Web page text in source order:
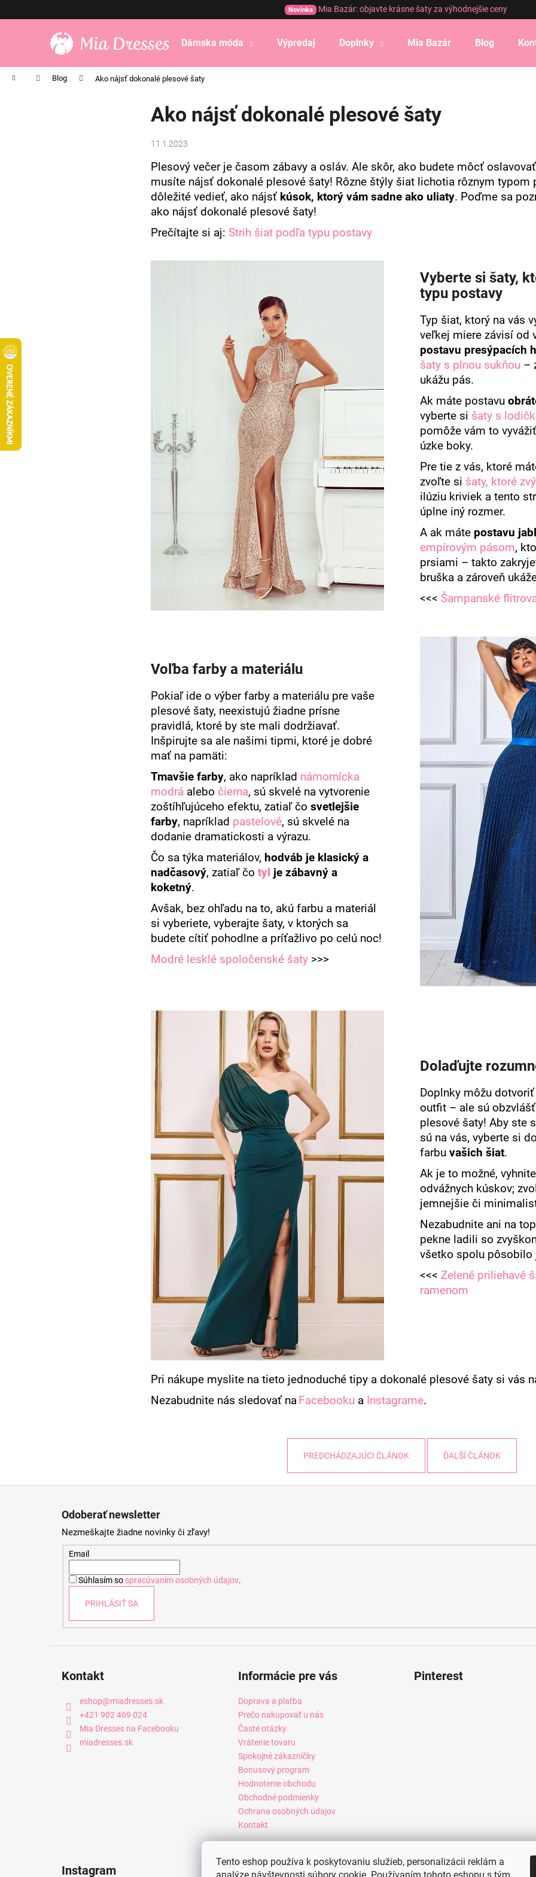
Tento eshop používa k poskytovaniu služieb, personalizácii reklám a
Novinka Mia Bazár: objavte krásne šaty za výhodnejšie ceny
Dámska móda Výpredaj Doplnky Mia Bazár Blog
Domov Blog Ako nájsť dokonalé plesové šaty
Ako nájsť dokonalé plesové šaty
11.1.2023
Plesový večer je časom zábavy a osláv. Ale skôr, ako budete môcť
musíte nájsť dokonalé plesové šaty! Rôzne štýly šiat lichotia rôznym typom
dôležité vedieť, ako nájsť kúsok, ktorý vám sadne ako uliaty. Poďme sa
ako nájsť dokonalé plesové šaty!
Prečítajte si aj: Strih šiat podľa typu postavy
Vyberte si šaty,
typu postavy
Typ šiat, ktorý na vás
veľkej miere závisí od
postavu presýpacích
šaty s plnou sukňou –
ukážu pás.
Ak máte postavu
vyberte si šaty s
pomôže vám to
úzke boky.
Pre tie z vás, ktoré
zvoľte si šaty, ktoré
ilúziu kriviek a tento
úplne iný rozmer.
A ak máte postavu
empírovým pásom,
prsiami – takto
bruška a zároveň
<<< Šampanské
Voľba farby a materiálu
Pokiaľ ide o výber farby a materiálu pre vaše
plesové šaty, neexistujú žiadne prísne
pravidlá, ktoré by ste mali dodržiavať.
Inšpirujte sa ale našimi tipmi, ktoré je dobré
mať na pamäti:
Tmavšie farby, ako napríklad námornícka
modrá alebo čierna, sú skvelé na vytvorenie
zoštíhľujúceho efektu, zatiaľ čo svetlejšie
farby, napríklad pastelové, sú skvelé na
dodanie dramatickosti a výrazu.
Čo sa týka materiálov, hodváb je klasický a
nadčasový, zatiaľ čo tyl je zábavný a
koketný.
Avšak, bez ohľadu na to, akú farbu a materiál
si vyberiete, vyberajte šaty, v ktorých sa
budete cítiť pohodlne a príťažlivo po celú noc!
Modré lesklé spoločenské šaty >>>
Dolaďujte
Doplnky môžu
outfit – ale sú
plesové šaty! Aby ste
sú na vás, vyberte si
farbu vašich šiat.
Ak je to možné,
odvážnych kúskov;
jemnejšie či
Nezabudnite ani na
pekne ladili so
všetko spolu pôsobilo
<<< Zelené priliehavé
ramenom
Pri nákupe myslite na tieto jednoduché tipy a dokonalé plesové šaty si vás
Nezabudnite nás sledovať na Facebooku a Instagrame.
PREDCHÁDZAJÚCI ČLÁNOK ĎALŠÍ ČLÁNOK
o
k
obchodu
obchodu
Čo potrebujete nájsť?
HĽADAŤ
Odporúčame
Odoberať newsletter
Nezmeškajte žiadne novinky či zľavy!
Email
Súhlasím so spracúvaním osobných údajov.
PRIHLÁSIŤ SA
Kontakt
eshop@miadresses.sk
+421 902 469 024
Mia Dresses na Facebooku
miadresses.sk
Informácie pre vás
Doprava a platba
Prečo nakupovať u nás
Časté otázky
Vrátenie tovaru
Spokojné zákazníčky
Bonusový program
Hodnotenie obchodu
Obchodné podmienky
Ochrana osobných údajov
Kontakt
Pinterest
Instagram